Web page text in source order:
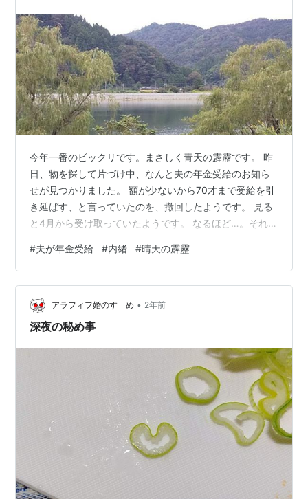
今年一番のビックリです。まさしく青天の霹靂です。 昨
日、物を探して片づけ中、なんと夫の年金受給のお知ら
せが見つかりました。 額が少ないから70才まで受給を引
き延ばす、と言っていたのを、撤回したようです。 見る
と4月から受け取っていたようです。 なるほど…。それ
現在は普通に仕事に行ってますが…。 nikki-
1965nen.com 年金をいつから受給するかは人それぞれ
で、夫は65歳を超えてます。 昔盗み見したころより、確
かに受け取る金額は増えているようです。 が、それでも
わたしの半額以下。国民年金だけで生活はできないでし
#夫が年金受給 #内緒 #晴天の霹靂
アラフィフ婚のすゝめ • 2年前
深夜の秘め事